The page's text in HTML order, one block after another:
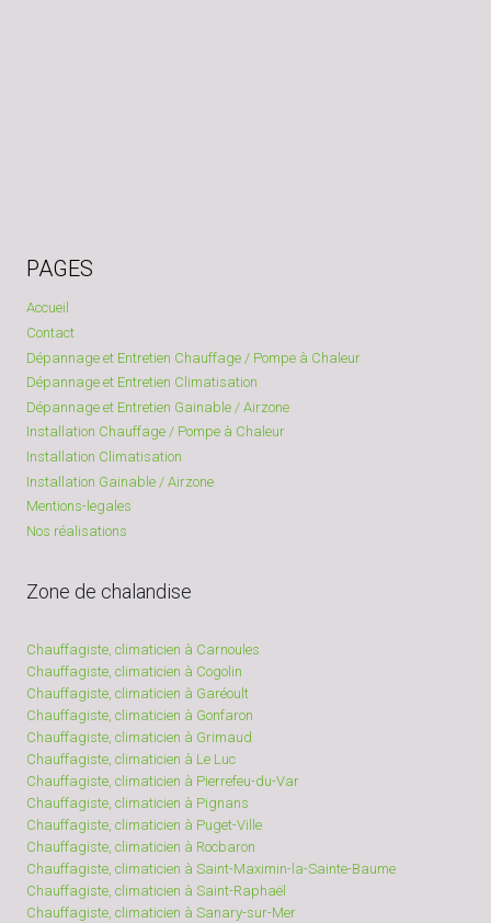
PAGES
Accueil
Contact
Dépannage et Entretien Chauffage / Pompe à Chaleur
Dépannage et Entretien Climatisation
Dépannage et Entretien Gainable / Airzone
Installation Chauffage / Pompe à Chaleur
Installation Climatisation
Installation Gainable / Airzone
Mentions-legales
Nos réalisations
Zone de chalandise
Chauffagiste, climaticien à Carnoules
Chauffagiste, climaticien à Cogolin
Chauffagiste, climaticien à Garéoult
Chauffagiste, climaticien à Gonfaron
Chauffagiste, climaticien à Grimaud
Chauffagiste, climaticien à Le Luc
Chauffagiste, climaticien à Pierrefeu-du-Var
Chauffagiste, climaticien à Pignans
Chauffagiste, climaticien à Puget-Ville
Chauffagiste, climaticien à Rocbaron
Chauffagiste, climaticien à Saint-Maximin-la-Sainte-Baume
Chauffagiste, climaticien à Saint-Raphaël
Chauffagiste, climaticien à Sanary-sur-Mer